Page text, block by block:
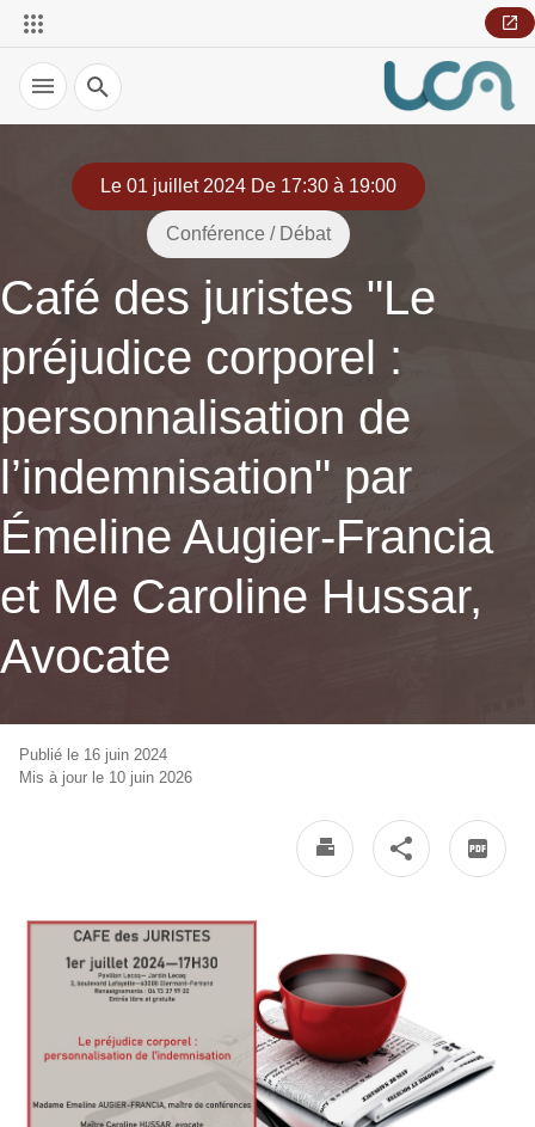
Recherche
Le 01 juillet 2024 De 17:30 à 19:00
Conférence / Débat
Café des juristes "Le
préjudice corporel :
personnalisation de
l’indemnisation" par
Émeline Augier-Francia
et Me Caroline Hussar,
Avocate
Publié le 16 juin 2024
Mis à jour le 10 juin 2026